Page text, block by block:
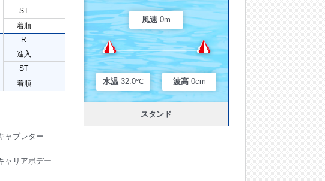
ST
着順
R
進入
ST
着順
ャブレター
ャリアボデー
風速 0m
水温 32.0℃ 波高 0cm
スタンド